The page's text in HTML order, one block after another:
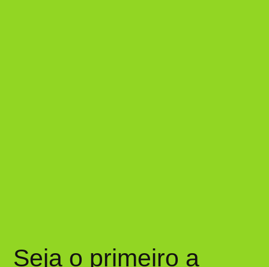
Seja o primeiro a